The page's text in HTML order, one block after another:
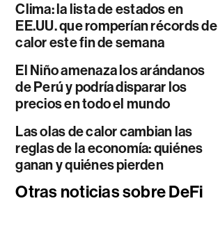
Clima: la lista de estados en
EE.UU. que romperían récords de
calor este fin de semana
El Niño amenaza los arándanos
de Perú y podría disparar los
precios en todo el mundo
Las olas de calor cambian las
reglas de la economía: quiénes
ganan y quiénes pierden
Otras noticias sobre DeFi